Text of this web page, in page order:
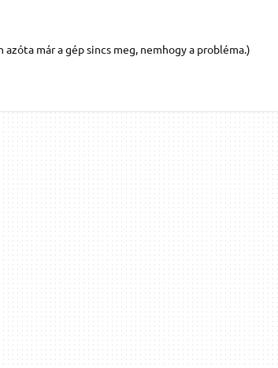
már a gép sincs meg, nemhogy a probléma.)